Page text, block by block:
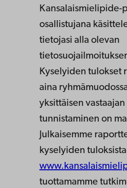
Kansalaismielipide-
osallistujana
tietojasi alla olevan
Kyselyiden tulokset
aina
yksittäisen vastaajan
tunnistaminen on
Julkaisemme
kyselyiden
tuottamamme